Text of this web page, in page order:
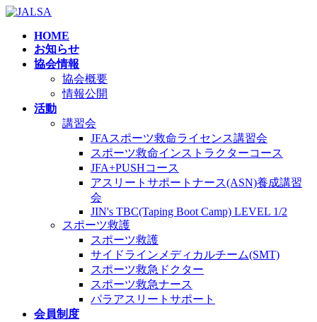
コ
ナ
HOME
お知らせ
協会情報
協会概要
情報公開
活動
講習会
JFAスポーツ救命ライセンス講習会
スポーツ救命インストラクターコース
JFA+PUSHコース
アスリートサポートナース(ASN)養成講習
会
JIN's TBC(Taping Boot Camp) LEVEL 1/2
スポーツ救護
スポーツ救護
サイドラインメディカルチーム(SMT)
スポーツ救急ドクター
スポーツ救急ナース
パラアスリートサポート
会員制度